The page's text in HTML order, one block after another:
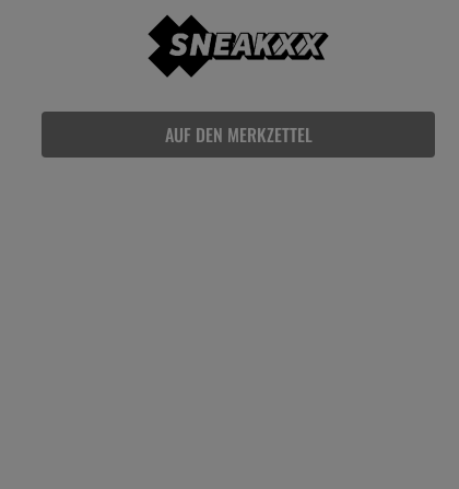
AUF DEN MERKZETTEL